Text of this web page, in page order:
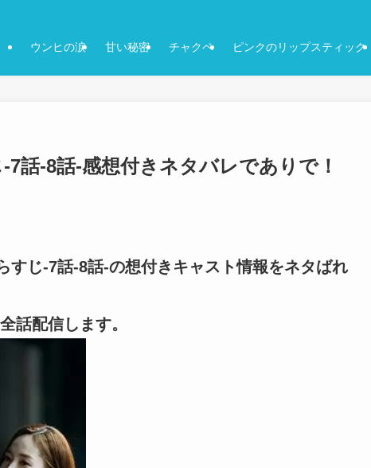
ウンヒの涙 甘い秘密 チャクペ ピンクのリップスティック
話-8話-感想付きネタバレでありで！
すじ-7話-8話-の想付きキャスト情報をネタばれ
話配信します。